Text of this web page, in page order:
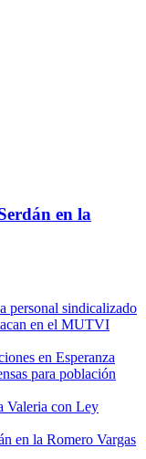
en la
personal sindicalizado
en el MUTVI
en Esperanza
para población
Valeria con Ley
en la Romero Vargas